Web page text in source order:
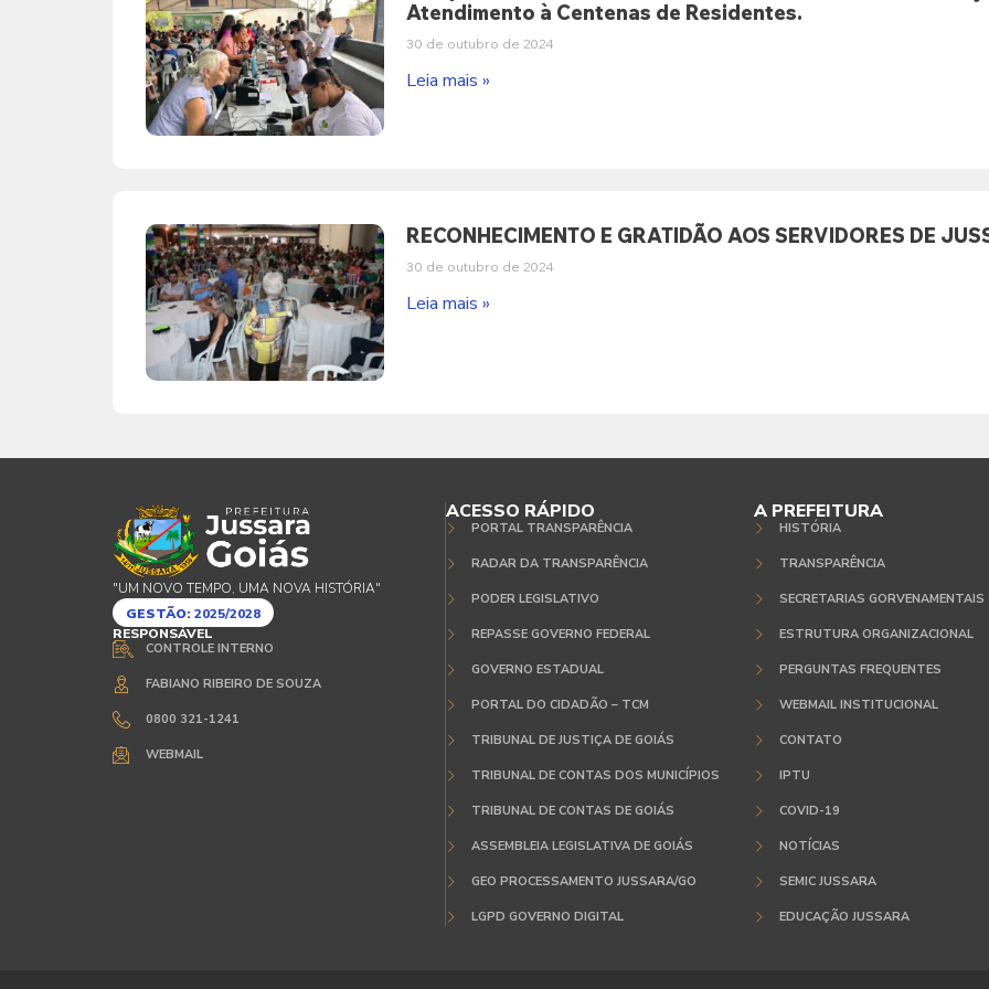
Atendimento à Centenas de Residentes.
30 de outubro de 2024
Leia mais »
RECONHECIMENTO E GRATIDÃO AOS SERVIDORES DE
30 de outubro de 2024
Leia mais »
"UM NOVO TEMPO, UMA NOVA HISTÓRIA"
GESTÃO:2025/2028
RESPONSÁVEL
CONTROLE INTERNO
FABIANO RIBEIRO DE SOUZA
0800 321-1241
WEBMAIL
ACESSO RÁPIDO
PORTAL TRANSPARÊNCIA
RADAR DA TRANSPARÊNCIA
PODER LEGISLATIVO
REPASSE GOVERNO FEDERAL
GOVERNO ESTADUAL
PORTAL DO CIDADÃO – TCM
TRIBUNAL DE JUSTIÇA DE GOIÁS
TRIBUNAL DE CONTAS DOS MUNICÍPIOS
TRIBUNAL DE CONTAS DE GOIÁS
ASSEMBLEIA LEGISLATIVA DE GOIÁS
GEO PROCESSAMENTO JUSSARA/GO
LGPD GOVERNO DIGITAL
A PREFEITURA
HISTÓRIA
TRANSPARÊNCIA
SECRETARIAS GORVENAMENTAIS
ESTRUTURA ORGANIZACIONAL
PERGUNTAS FREQUENTES
WEBMAIL INSTITUCIONAL
CONTATO
IPTU
COVID-19
NOTÍCIAS
SEMIC JUSSARA
EDUCAÇÃO JUSSARA